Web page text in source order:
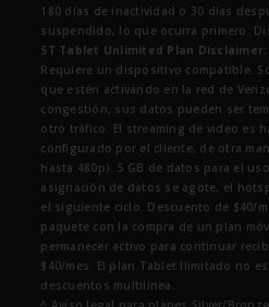
180 días de inactividad o 30 días
suspendido, lo que ocurra primero.
ST Tablet Unlimited Plan Disclaimer:
Requiere un dispositivo compatible.
que estén activando en la red de
congestión, sus datos pueden ser
otro tráfico. El streaming de video es
configurado por el cliente, de otra
hasta 480p). 5 GB de datos para el
asignación de datos se agote, el
el siguiente ciclo. Descuento de $40/
paquete con la compra de un plan
permanecer activo para continuar
$40/mes. El plan Tablet Ilimitado no
descuentos multilínea.